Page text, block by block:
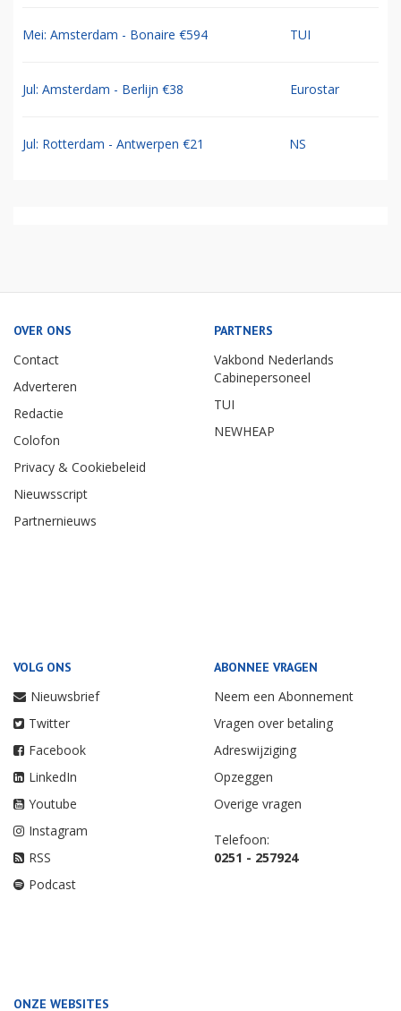
Mei: Amsterdam - Bonaire €594 TUI
Jul: Amsterdam - Berlijn €38 Eurostar
Jul: Rotterdam - Antwerpen €21 NS
OVER ONS
Contact
Adverteren
Redactie
Colofon
Privacy & Cookiebeleid
Nieuwsscript
Partnernieuws
PARTNERS
Vakbond Nederlands
Cabinepersoneel
TUI
NEWHEAP
VOLG ONS
Nieuwsbrief
Twitter
Facebook
LinkedIn
Youtube
Instagram
RSS
Podcast
ABONNEE VRAGEN
Neem een Abonnement
Vragen over betaling
Adreswijziging
Opzeggen
Overige vragen
Telefoon:
0251 - 257924
ONZE WEBSITES